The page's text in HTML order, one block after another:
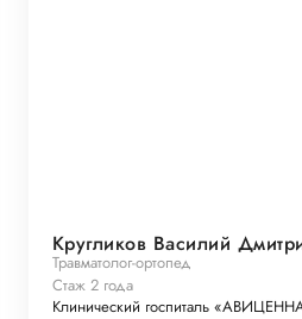
Кругликов Василий
Травматолог-ортопед
Стаж 2 года
Клинический госпиталь